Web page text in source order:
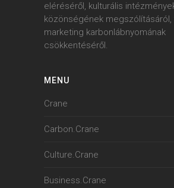
eléréséről, kulturális
közönségének megszólításáról,
marketing karbonlábnyomának
csökkentéséről.
MENU
Crane
Carbon.Crane
Culture.Crane
Business.Crane